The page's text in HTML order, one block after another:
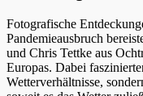
Fotografische
Pandemieausbruch
und Chris Tettke aus
Europas. Dabei
Wetterverhältnisse,